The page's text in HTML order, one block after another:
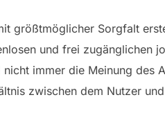
größtmöglicher Sorgfalt
und frei zugänglichen
immer die Meinung des
zwischen dem Nutzer